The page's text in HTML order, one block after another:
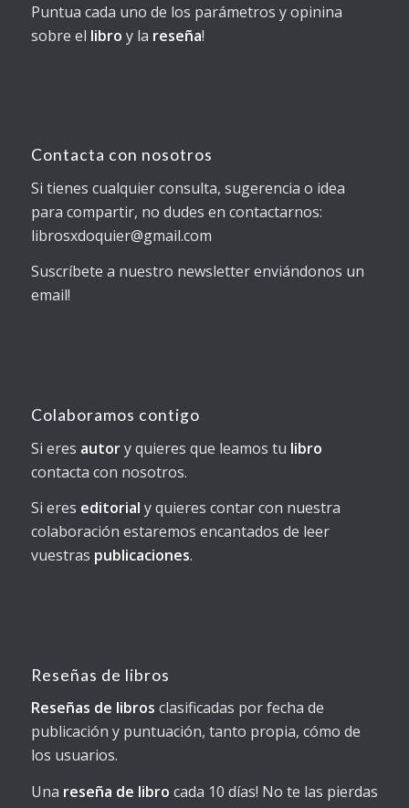
Puntua cada uno de los parámetros y opinina
sobre el libro y la reseña!
Contacta con nosotros
Si tienes cualquier consulta, sugerencia o idea
para compartir, no dudes en contactarnos:
librosxdoquier@gmail.com
Suscríbete a nuestro newsletter enviándonos un
email!
Colaboramos contigo
Si eres autory quieres que leamos tu libro
contacta con nosotros.
Si eres editorial y quieres contar con nuestra
colaboración estaremos encantados de leer
vuestras publicaciones.
Reseñas de libros
Reseñas de libros clasificadas por fecha de
publicación y puntuación, tanto propia, cómo de
los usuarios.
Una reseña de libro cada 10 días! No te las pierdas